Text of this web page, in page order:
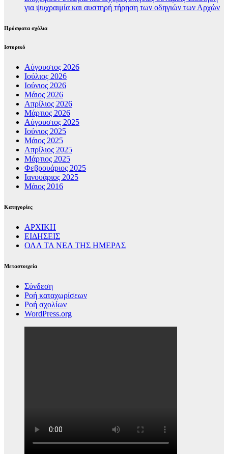
για ψυχραιμία και αυστηρή τήρηση των οδηγιών των Αρχών
Πρόσφατα σχόλια
Ιστορικό
Αύγουστος 2026
Ιούλιος 2026
Ιούνιος 2026
Μάιος 2026
Απρίλιος 2026
Μάρτιος 2026
Αύγουστος 2025
Ιούνιος 2025
Μάιος 2025
Απρίλιος 2025
Μάρτιος 2025
Φεβρουάριος 2025
Ιανουάριος 2025
Μάιος 2016
Kατηγορίες
ΑΡΧΙΚΗ
ΕΙΔΗΣΕΙΣ
ΟΛΑ ΤΑ ΝΕΑ ΤΗΣ ΗΜΕΡΑΣ
Μεταστοιχεία
Σύνδεση
Ροή καταχωρίσεων
Ροή σχολίων
WordPress.org